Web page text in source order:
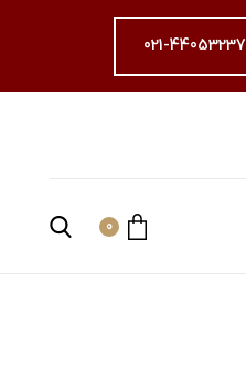
021-44053237
0